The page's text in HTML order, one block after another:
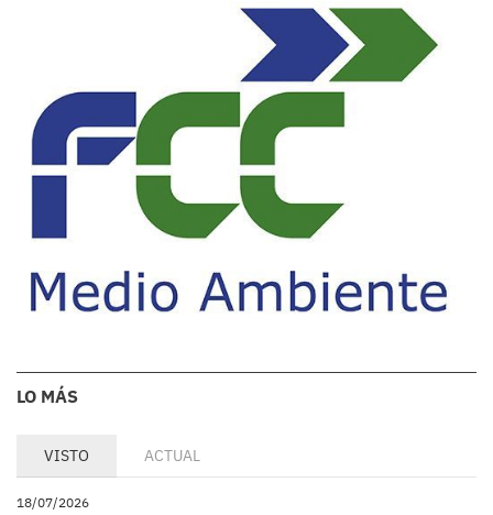
LO MÁS
VISTO ACTUAL
18/07/2026